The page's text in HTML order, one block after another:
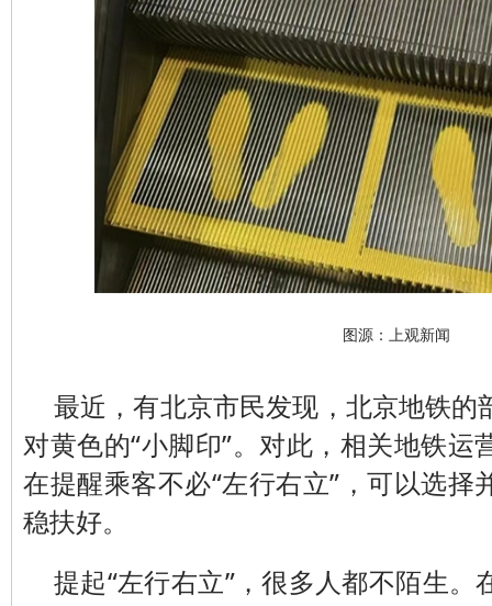
图源：上观新闻
最近，有北京市民发现，北京地铁的
对黄色的“小脚印”。对此，相关地铁运
在提醒乘客不必“左行右立”，可以选择
稳扶好。
提起“左行右立”，很多人都不陌生